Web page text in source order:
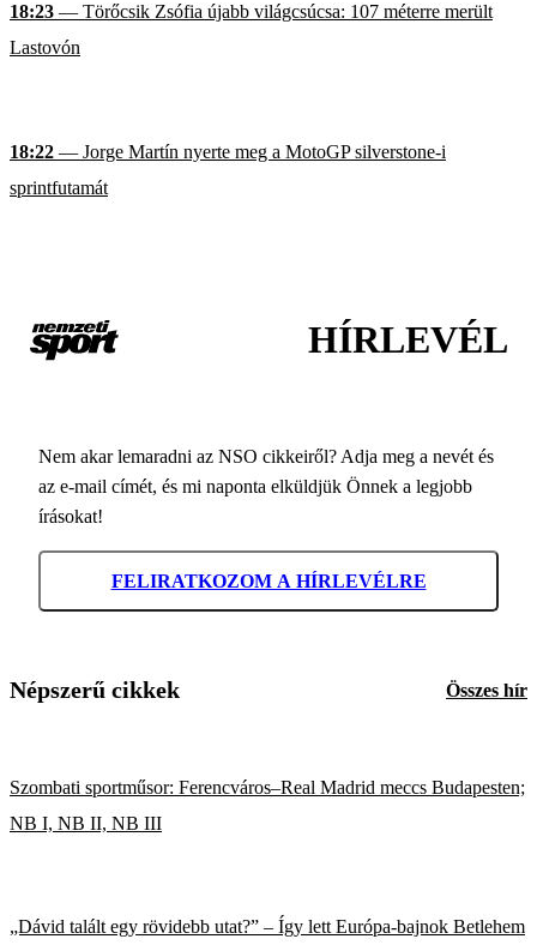
18:23 — Törőcsik Zsófia újabb világcsúcsa: 107 méterre merült
Lastovón
18:22 — Jorge Martín nyerte meg a MotoGP silverstone-i
sprintfutamát
HÍRLEVÉL
Nem akar lemaradni az NSO cikkeiről? Adja meg a nevét és
az e-mail címét, és mi naponta elküldjük Önnek a legjobb
írásokat!
FELIRATKOZOM A HÍRLEVÉLRE
Népszerű cikkek Összes hír
Szombati sportműsor: Ferencváros–Real Madrid meccs Budapesten;
NB I, NB II, NB III
„Dávid talált egy rövidebb utat?” – Így lett Európa-bajnok Betlehem